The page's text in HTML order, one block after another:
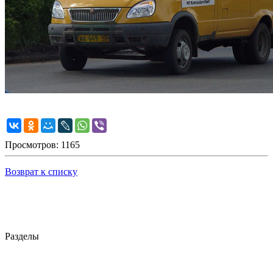
Просмотров: 1165
Возврат к списку
Разделы